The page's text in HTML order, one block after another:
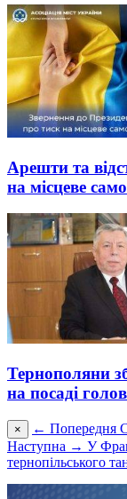
Арешти та
на місцеве
Тернополяни
на посаді
× ← Попередня
Наступна → У
тернопільського